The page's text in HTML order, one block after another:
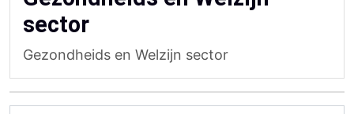
sector
Gezondheids en Welzijn sector